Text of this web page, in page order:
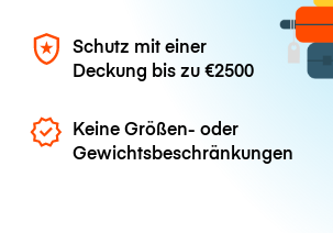
Schutz mit einer
Deckung bis zu€2500
Keine Größen- oder
Gewichtsbeschränkungen